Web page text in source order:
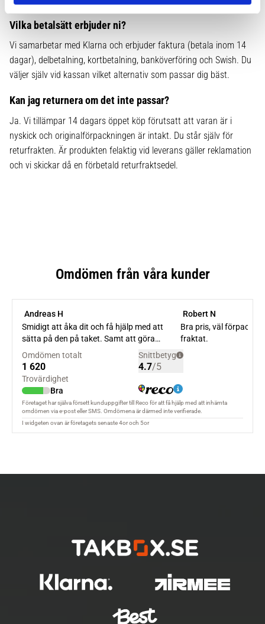
Vilka betalsätt erbjuder ni?
Vi samarbetar med Klarna och erbjuder faktura (betala inom 14
dagar), delbetalning, kortbetalning, banköverföring och Swish. Du
väljer själv vid kassan vilket alternativ som passar dig bäst.
Kan jag returnera om det inte passar?
Ja. Vi tillämpar 14 dagars öppet köp förutsatt att varan är i
nyskick och originalförpackningen är intakt. Du står själv för
returfrakten. Är produkten felaktig vid leverans gäller reklamation
och vi skickar då en förbetald returfraktsedel.